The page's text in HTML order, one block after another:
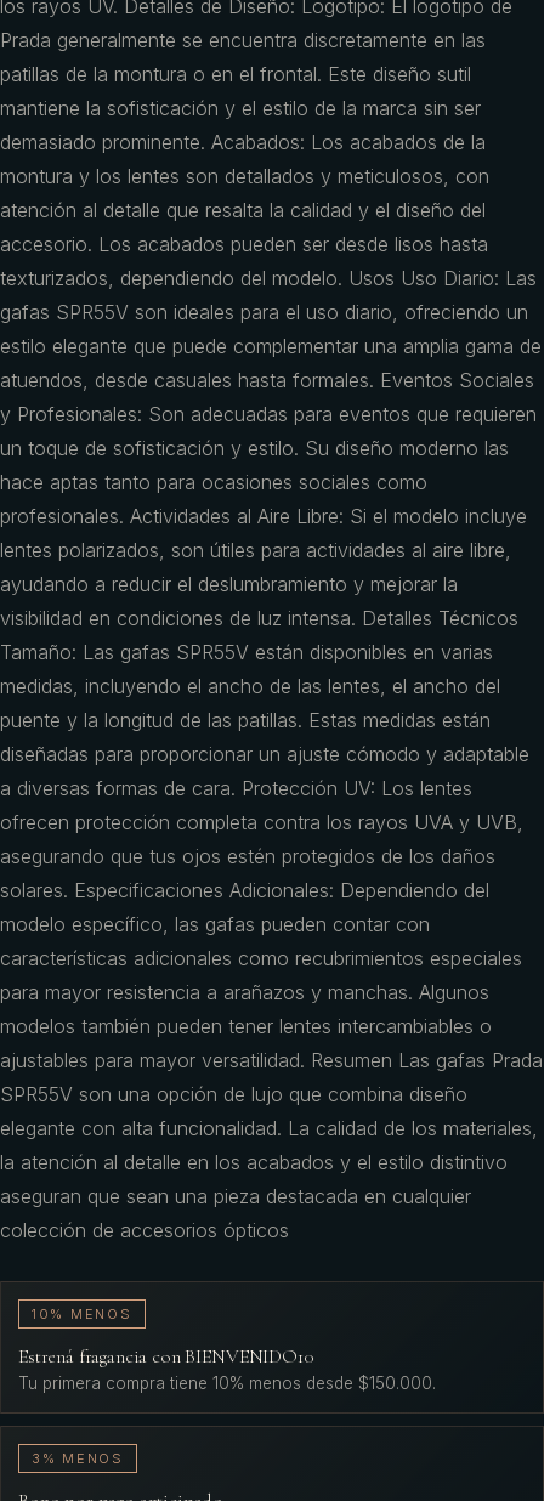
los rayos UV. Detalles de Diseño: Logotipo: El logotipo de
Prada generalmente se encuentra discretamente en las
patillas de la montura o en el frontal. Este diseño sutil
mantiene la sofisticación y el estilo de la marca sin ser
demasiado prominente. Acabados: Los acabados de la
montura y los lentes son detallados y meticulosos, con
atención al detalle que resalta la calidad y el diseño del
accesorio. Los acabados pueden ser desde lisos hasta
texturizados, dependiendo del modelo. Usos Uso Diario: Las
gafas SPR55V son ideales para el uso diario, ofreciendo un
estilo elegante que puede complementar una amplia gama de
atuendos, desde casuales hasta formales. Eventos Sociales
y Profesionales: Son adecuadas para eventos que requieren
un toque de sofisticación y estilo. Su diseño moderno las
hace aptas tanto para ocasiones sociales como
profesionales. Actividades al Aire Libre: Si el modelo incluye
lentes polarizados, son útiles para actividades al aire libre,
ayudando a reducir el deslumbramiento y mejorar la
visibilidad en condiciones de luz intensa. Detalles Técnicos
Tamaño: Las gafas SPR55V están disponibles en varias
medidas, incluyendo el ancho de las lentes, el ancho del
puente y la longitud de las patillas. Estas medidas están
diseñadas para proporcionar un ajuste cómodo y adaptable
a diversas formas de cara. Protección UV: Los lentes
ofrecen protección completa contra los rayos UVA y UVB,
asegurando que tus ojos estén protegidos de los daños
solares. Especificaciones Adicionales: Dependiendo del
modelo específico, las gafas pueden contar con
características adicionales como recubrimientos especiales
para mayor resistencia a arañazos y manchas. Algunos
modelos también pueden tener lentes intercambiables o
ajustables para mayor versatilidad. Resumen Las gafas Prada
SPR55V son una opción de lujo que combina diseño
elegante con alta funcionalidad. La calidad de los materiales,
la atención al detalle en los acabados y el estilo distintivo
aseguran que sean una pieza destacada en cualquier
colección de accesorios ópticos
10% MENOS
Estrená fragancia con BIENVENIDO10
Tu primera compra tiene 10% menos desde $150.000.
3% MENOS